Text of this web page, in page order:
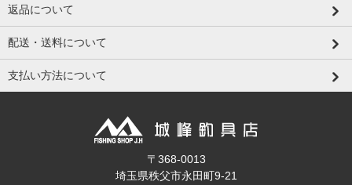
返品について
配送・送料について
支払い方法について
〒368-0013
埼玉県秩父市永田町9-21